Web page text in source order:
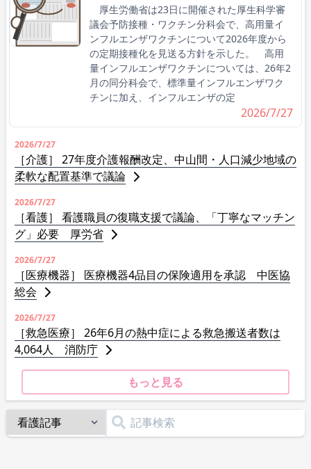
厚生労働省は23日に開催された厚生科学審
議会予防接種・ワクチン分科会で、高用量イ
ンフルエンザワクチンについて2026年度から
の定期接種化を見送る方針を示した。 高用
量インフルエンザワクチンについては、26年2
月の同分科会で、標準量インフルエンザワク
チンに加え、インフルエンザの定
2026/7/27
2026/7/27
［介護］ 27年度介護報酬改定、中山間・人口減少地域の
柔軟な配置基準で議論
2026/7/27
［看護］ 看護職員の復職支援で議論、「丁寧なマッチン
グ」必要 厚労省
2026/7/27
［医療機器］ 医療機器4品目の保険適用を承認 中医協
総会
2026/7/27
［救急医療］ 26年6月の熱中症による救急搬送者数は
4,064人 消防庁
もっと見る